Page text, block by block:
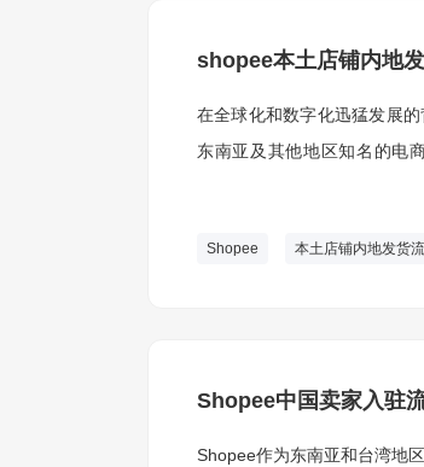
shopee本土店铺内地
在全球化和数字化迅猛发展
东南亚及其他地区知名的电
Shopee 本土店铺内地发货
Shopee中国卖家入驻
Shopee作为东南亚和台湾地